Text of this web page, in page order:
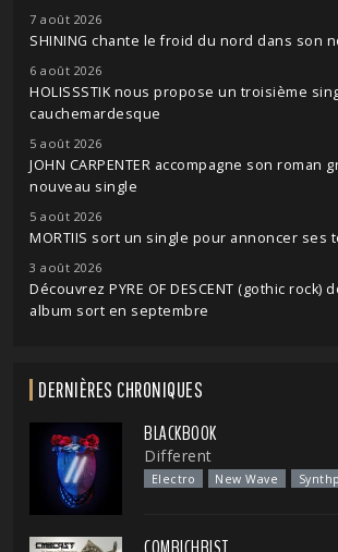
7 août 2026
SHINING chante le froid du nord dans son
6 août 2026
HOLISSSTIK nous propose un troisième
cauchemardesque
5 août 2026
JOHN CARPENTER accompagne son roman
nouveau single
5 août 2026
MORTIIS sort un single pour annoncer ses
3 août 2026
Découvrez PYRE OF DESCENT (gothic rock)
album sort en septembre
DERNIÈRES CHRONIQUES
BLACKBOOK
Different
Electro New Wave